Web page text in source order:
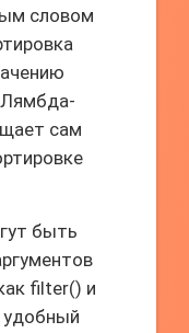
словом
Лямбда-
сам
быть
filter() и